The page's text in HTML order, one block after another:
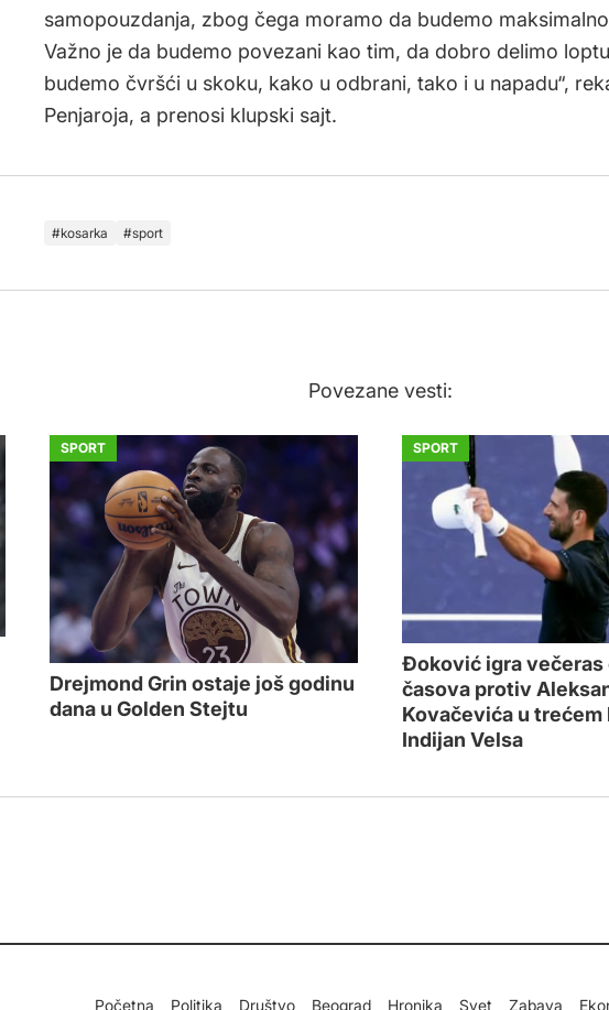
samopouzdanja, zbog čega moramo da budemo
Važno je da budemo povezani kao tim, da dobro delimo
budemo čvršći u skoku, kako u odbrani, tako i u napadu“,
Penjaroja, a prenosi klupski sajt.
kosarka sport
Povezane vesti:
SPORT
Drejmond Grin ostaje još godinu
dana u Golden Stejtu
SPORT
Đoković igra večeras
časova protiv
Kovačevića u trećem
Indijan Velsa
Početna Politika Društvo Beograd Hronika Svet Zabava